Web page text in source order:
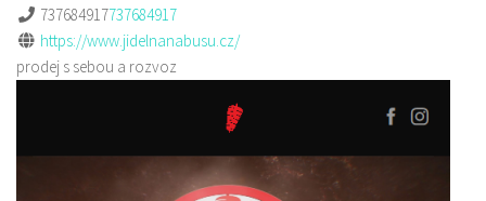
737684917737684917
https://www.jidelnanabusu.cz/
prodej s sebou a rozvoz